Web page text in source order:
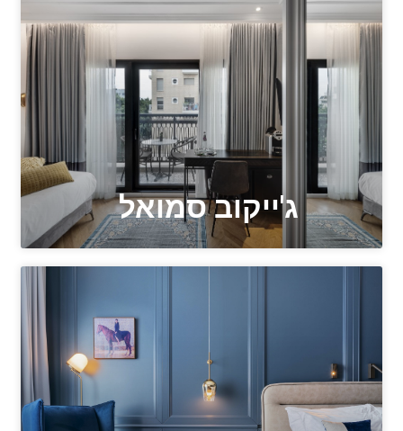
ג'ייקוב סמואל